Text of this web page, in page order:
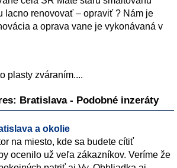
lacno renovovať – opraviť ? Nám je
a oprava vane je vykonávaná v
plasty zváraním....
Bratislava - Podobné inzeráty
a okolie
na miesto, kde sa budete cítiť
ocenilo už veľa zákazníkov. Veríme že